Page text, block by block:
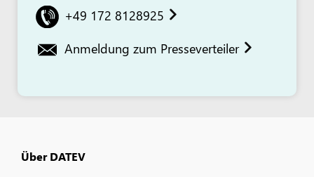
+49 172 8128925
Anmeldung zum Presseverteiler
Über DATEV